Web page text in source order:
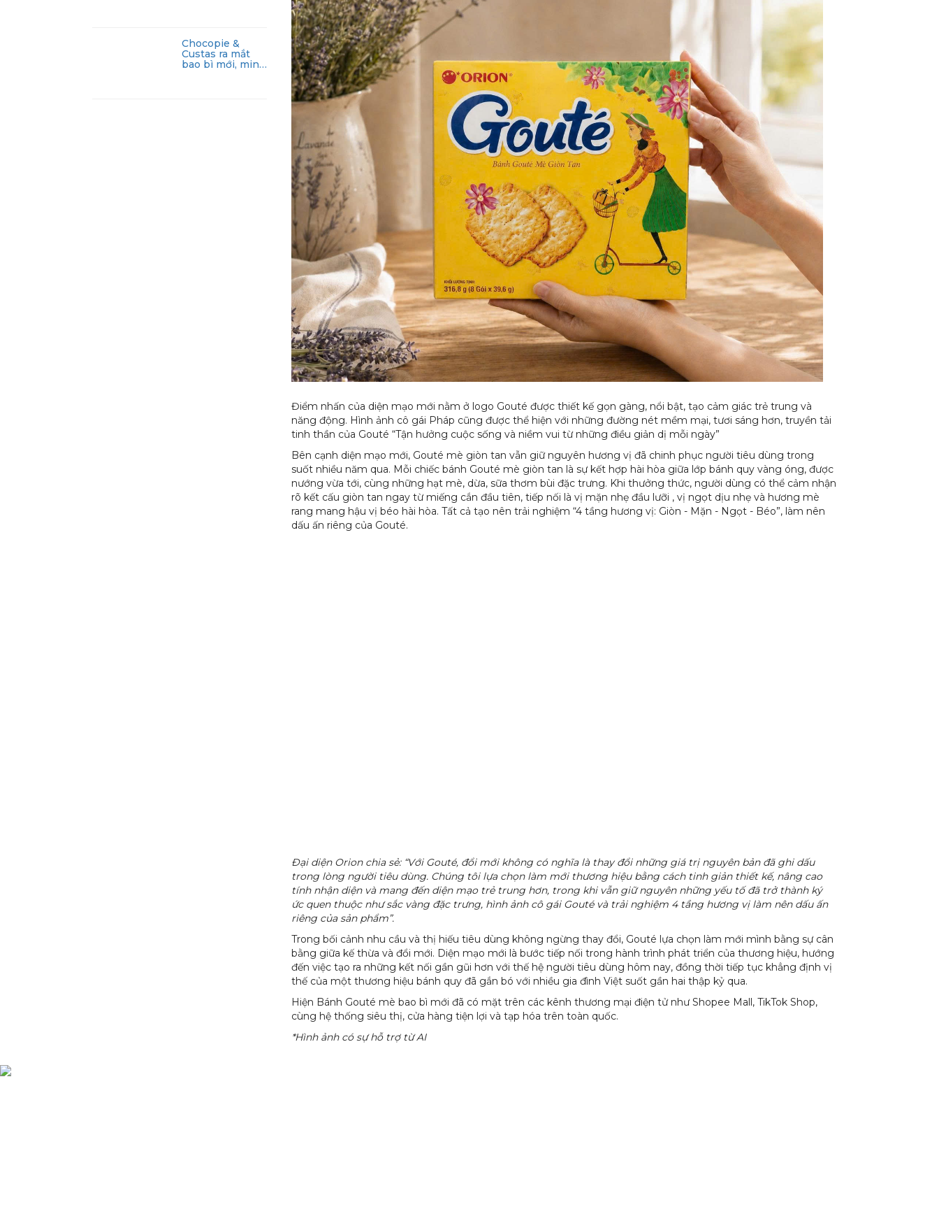
Chocopie &
Custas ra mắt
bao bì mới, minh
Điểm nhấn của diện mạo mới nằm ở logo Gouté được thiết kế gọn gàng, nổi bật, tạo cảm giác trẻ trung và
năng động. Hình ảnh cô gái Pháp cũng được thể hiện với những đường nét mềm mại, tươi sáng hơn, truyền tải
tinh thần của Gouté “Tận hưởng cuộc sống và niềm vui từ những điều giản dị mỗi ngày”
Bên cạnh diện mạo mới, Gouté mè giòn tan vẫn giữ nguyên hương vị đã chinh phục người tiêu dùng trong
suốt nhiều năm qua. Mỗi chiếc bánh Gouté mè giòn tan là sự kết hợp hài hòa giữa lớp bánh quy vàng óng, được
nướng vừa tới, cùng những hạt mè, dừa, sữa thơm bùi đặc trưng. Khi thưởng thức, người dùng có thể cảm nhận
rõ kết cấu giòn tan ngay từ miếng cắn đầu tiên, tiếp nối là vị mặn nhẹ đầu lưỡi , vị ngọt dịu nhẹ và hương mè
rang mang hậu vị béo hài hòa. Tất cả tạo nên trải nghiệm “4 tầng hương vị: Giòn - Mặn - Ngọt - Béo”, làm nên
dấu ấn riêng của Gouté.
Đại diện Orion chia sẻ: “Với Gouté, đổi mới không có nghĩa là thay đổi những giá trị nguyên bản đã ghi dấu
trong lòng người tiêu dùng. Chúng tôi lựa chọn làm mới thương hiệu bằng cách tinh giản thiết kế, nâng cao
tính nhận diện và mang đến diện mạo trẻ trung hơn, trong khi vẫn giữ nguyên những yếu tố đã trở thành ký
ức quen thuộc như sắc vàng đặc trưng, hình ảnh cô gái Gouté và trải nghiệm 4 tầng hương vị làm nên dấu ấn
riêng của sản phẩm”.
Trong bối cảnh nhu cầu và thị hiếu tiêu dùng không ngừng thay đổi, Gouté lựa chọn làm mới mình bằng sự cân
bằng giữa kế thừa và đổi mới. Diện mạo mới là bước tiếp nối trong hành trình phát triển của thương hiệu, hướng
đến việc tạo ra những kết nối gần gũi hơn với thế hệ người tiêu dùng hôm nay, đồng thời tiếp tục khẳng định vị
thế của một thương hiệu bánh quy đã gắn bó với nhiều gia đình Việt suốt gần hai thập kỷ qua.
Hiện Bánh Gouté mè bao bì mới đã có mặt trên các kênh thương mại điện tử như Shopee Mall, TikTok Shop,
cùng hệ thống siêu thị, cửa hàng tiện lợi và tạp hóa trên toàn quốc.
*Hình ảnh có sự hỗ trợ từ AI